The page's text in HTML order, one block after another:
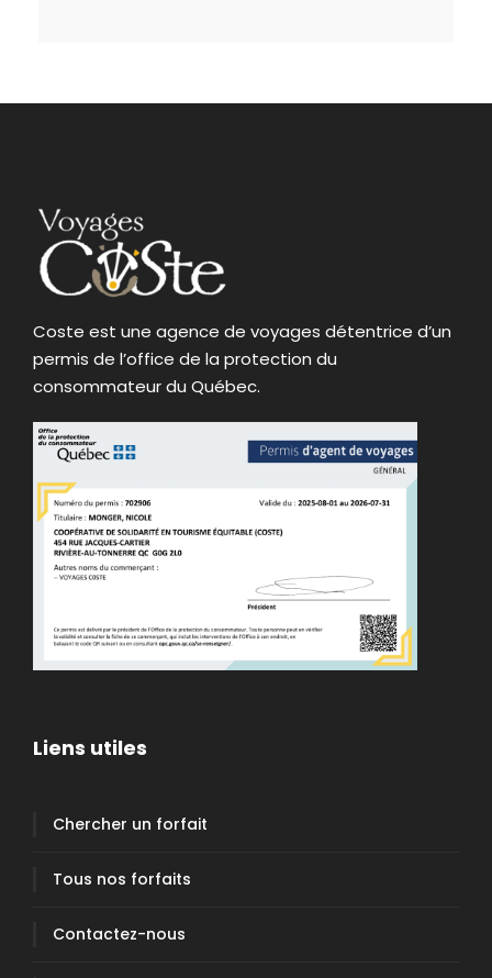
Coste est une agence de voyages détentrice d’un
permis de l’office de la protection du
consommateur du Québec.
Liens utiles
Chercher un forfait
Tous nos forfaits
Contactez-nous